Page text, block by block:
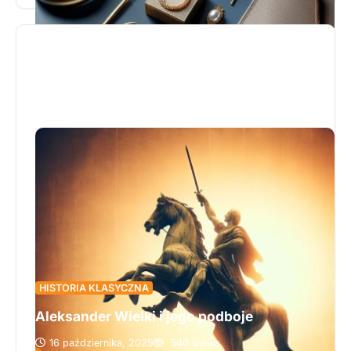
precyzję z nowoczesnymi technologiami. Opisuje,
wyróżnia markę na tle konkurencji, ale także
buduje silne zaufanie i lojalność odbiorców.
Zapraszamy do lektury, aby poznać wszystkie
zalety i możliwości, jakie dają żakardowe wszywki
w kreowaniu prestiżowego brandu.
HISTORIA KLASYCZNA
Aleksander Wielki i jego podboje
16 października, 2025 540 Views